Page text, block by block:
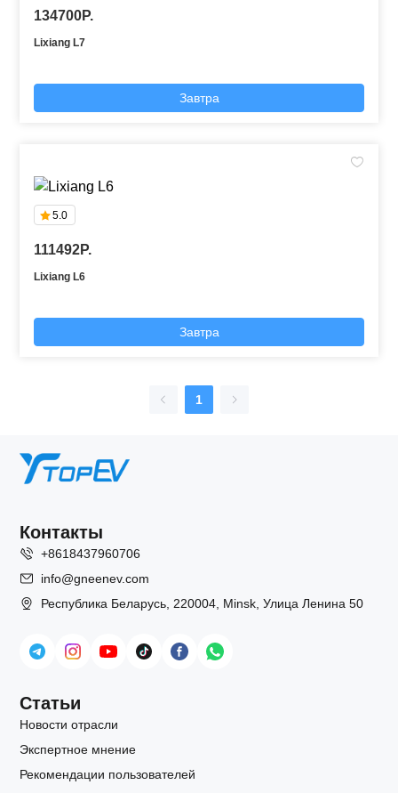
134700P.
Lixiang L7
Завтра
5.0
111492P.
Lixiang L6
Завтра
1
Контакты
+8618437960706
info@gneenev.com
Республика Беларусь, 220004, Minsk, Улица Ленина 50
Статьи
Новости отрасли
Экспертное мнение
Рекомендации пользователей